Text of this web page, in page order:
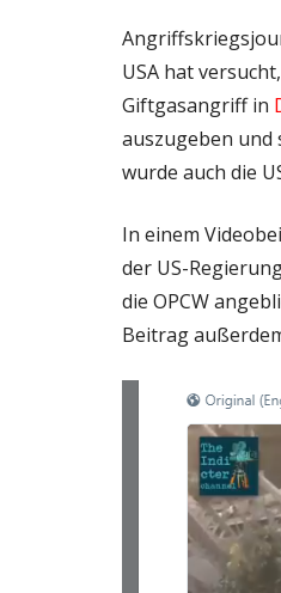
Politik
Wissenschaft
USA hat
Giftgasangriff in
auszugeben und
wurde auch die
In einem
der US-
die OPCW
Beitrag